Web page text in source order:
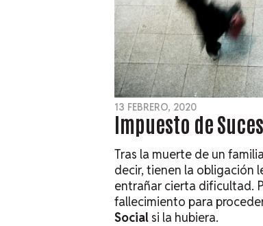
13 FEBRERO, 2020
Impuesto de
Tras la muerte de un
decir, tienen la obligación
entrañar cierta dificultad.
fallecimiento para
Social si la hubiera.